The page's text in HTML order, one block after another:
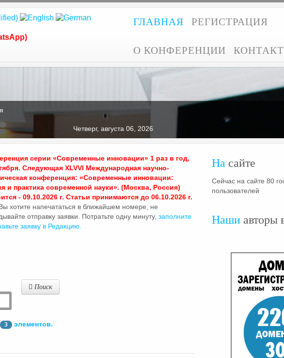
ГЛАВНАЯ РЕГИСТРАЦИЯ
О КОНФЕРЕНЦИИ
Четверг, августа 06, 2026
серии «Современные инновации» 1 раз в год,
Следующая XLVVI Международная научно-
конференция: «Современные инновации:
и практика современной науки». (Москва, Россия)
- 09.10.2026 г. Статьи принимаются до 06.10.2026 г.
хотите напечататься в ближайшем номере, не
отправку заявки. Потратьте одну минуту, заполните
заявку в Редакцию.
Поиск
3 элементов.
На сайте
Сейчас на сайте 80
пользователей
Наши авторы